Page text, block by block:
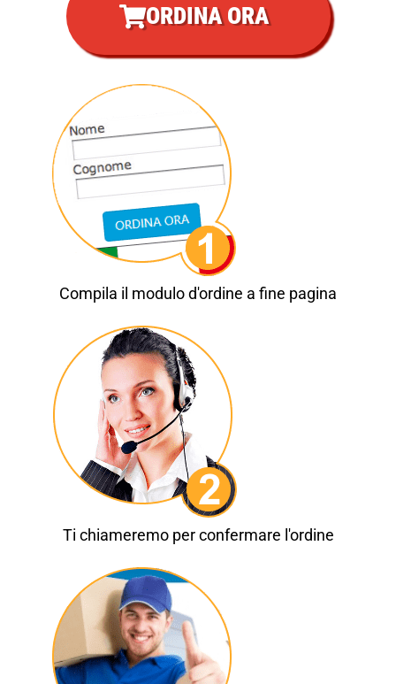
ORDINA ORA
Compila il modulo d'ordine a fine pagina
Ti chiameremo per confermare l'ordine